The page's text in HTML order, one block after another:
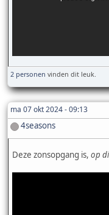
2 personen vinden dit leuk.
ma 07 okt 2024 - 09:13
4seasons
Deze zonsopgang is, op